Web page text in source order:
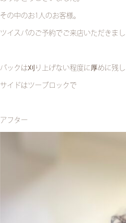
その中のお1人のお客様。
ツイスパのご予約でご来店いただきま
バックは刈り上げない程度に厚めに残し
サイドはツーブロックで
アフター